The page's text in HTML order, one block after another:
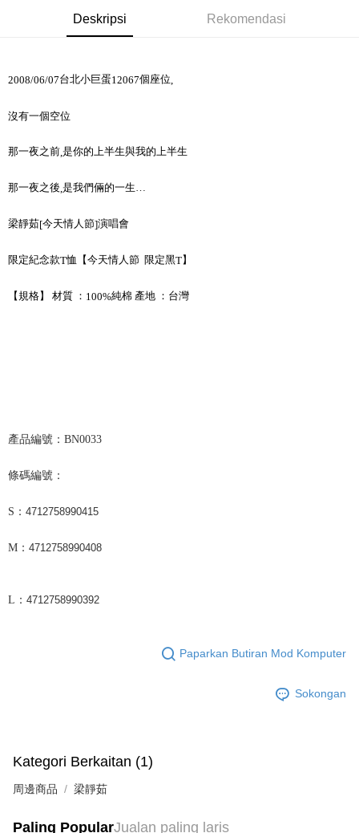
全家取貨付款
NT$65/pesanan | Penghantaran percuma untuk pesanan
NT$65/pesanan | Penghantaran percuma untuk pesanan
NT$65/pesanan | Penghantaran percuma untuk pesanan
Deskripsi Rekomendasi
2008/06/07台北小巨蛋12067個座位,
沒有一個空位
那一夜之前 是你的上半生與我的上半生
那一夜之後 是我們倆的一生…
梁靜茹[今天情人節]演唱會
限定紀念款T恤【今天情人節 限定黑T】
【規格】 材質 ： 100%純棉 產地 ：台灣
產品編號： BN0033
條碼編號：
S： 4712758990415
M： 4712758990408
L： 4712758990392
Paparkan Butiran Mod Komputer
Sokongan
Kategori Berkaitan (1)
周邊商品 梁靜茹
Paling PopularJualan paling laris